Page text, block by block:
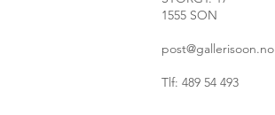
1555 SON
post@gallerisoon.no
Tlf: 489 54 493